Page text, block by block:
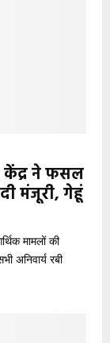
केंद्र ने फसल
मंजूरी, गेहूं
मामलों की
अनिवार्य रबी